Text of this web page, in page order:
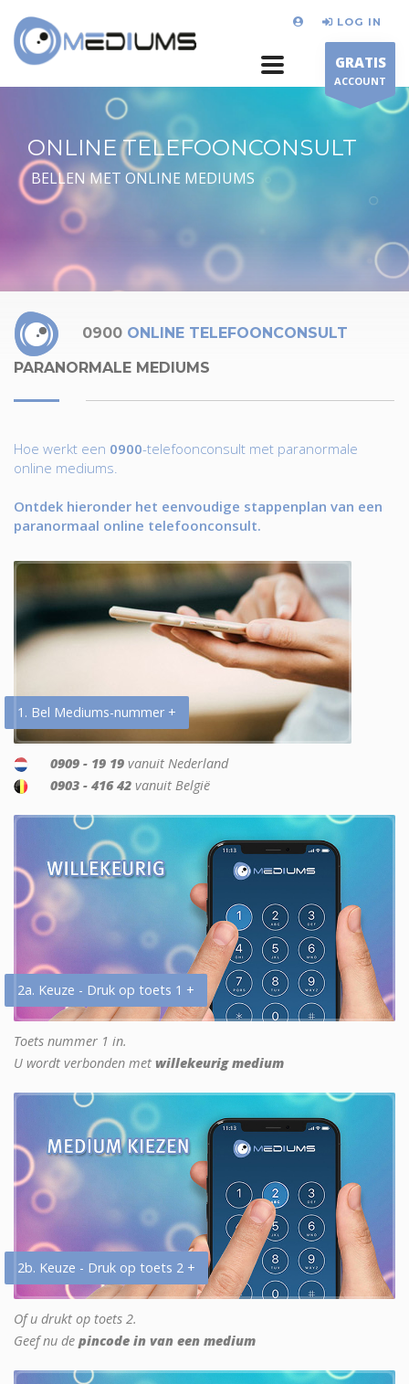
LOG IN
GRATIS
ACCOUNT
ONLINE TELEFOONCONSULT
BELLEN MET ONLINE MEDIUMS
0900 ONLINE TELEFOONCONSULT
PARANORMALE MEDIUMS
Hoe werkt een 0900-telefoonconsult met paranormale
online mediums.
Ontdek hieronder het eenvoudige stappenplan van een
paranormaal online telefoonconsult.
1. Bel Mediums-nummer +
0909 - 19 19 vanuit Nederland
0903 - 416 42 vanuit België
2a. Keuze - Druk op toets 1 +
Toets nummer 1 in.
U wordt verbonden met willekeurig medium
2b. Keuze - Druk op toets 2 +
Of u drukt op toets 2.
Geef nu de pincode in van een medium